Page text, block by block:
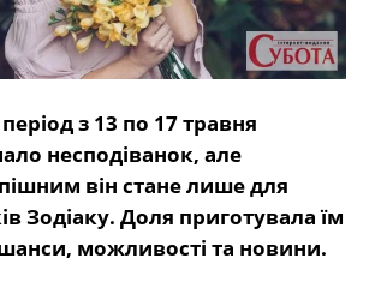
з 13 по 17 травня
несподіванок, але
він стане лише для
Зодіаку. Доля приготувала їм
шанси, можливості та новини.